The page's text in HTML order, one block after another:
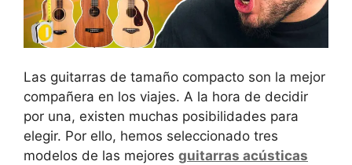
Las guitarras de tamaño compacto son la mejor
compañera en los viajes. A la hora de decidir
por una, existen muchas posibilidades para
elegir. Por ello, hemos seleccionado tres
modelos de las mejores guitarras acústicas